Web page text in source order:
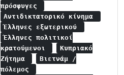
πρόσφυγες
Αντιδικτατορικό κίνημα
Έλληνες εξωτερικού
Έλληνες πολιτικοί
κρατούμενοι
Κυπριακό
Ζήτημα
Βιετνάμ /
πόλεμος